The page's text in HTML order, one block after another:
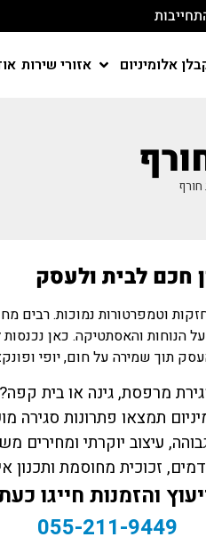
אלומיניום אזורי שירות
חורף
חכם לבית ולעסק
וטמפרטורות נמוכות.
הנוחות והאסתטיקה. כאן
תוך שמירה על חום, יופי
מרפסת, גינה או בית קפה?
תמצאו פתרונות סגירה
עיצוב יוקרתי ומחירים
זכוכית מחוסמת ותכנון
והזמנות חייגו
055-211-9449